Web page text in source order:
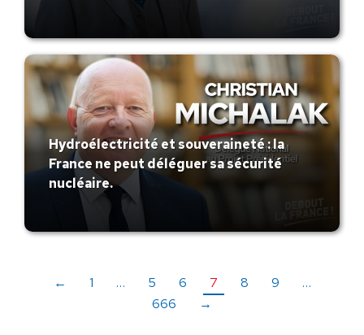
Hydroélectricité et souveraineté : la
France ne peut déléguer sa sécurité
nucléaire.
← 1 … 5 6 7 8 9
…
666
→